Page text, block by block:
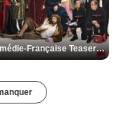
De la Comédie-Française Teaser VF